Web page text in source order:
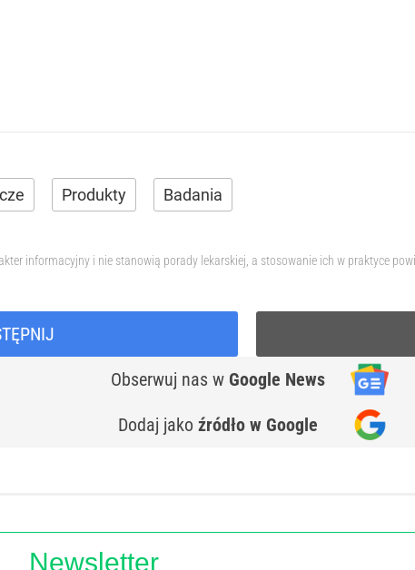
Produkty Badania
informacyjny i nie stanowią porady lekarskiej, a stosowanie ich w praktyce
Obserwuj nas w Google News
Dodaj jako źródło w Google
Newsletter